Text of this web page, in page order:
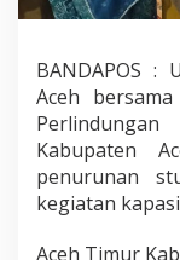
BANDAPOS :
Aceh
Kabupaten
penurunan
kegiatan
Aceh Timur